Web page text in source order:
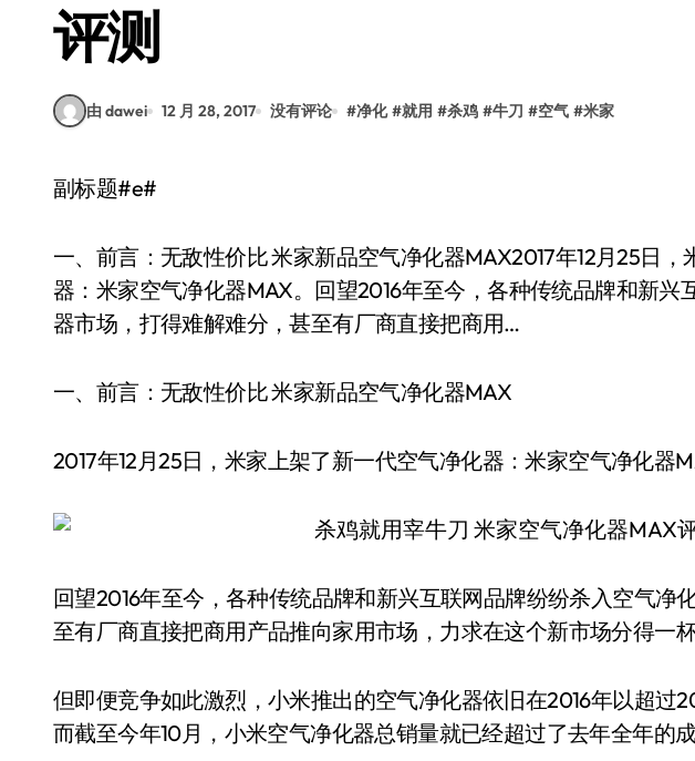
评测
由 dawei 12 月 28, 2017 没有评论 #净化 #就用 #杀鸡 #牛刀 #空气 #米家
副标题#e#
一、前言：无敌性价比 米家新品空气净化器MAX2017年12月25日
器：米家空气净化器MAX。回望2016年至今，各种传统品牌和新兴
器市场，打得难解难分，甚至有厂商直接把商用…
一、前言：无敌性价比 米家新品空气净化器MAX
2017年12月25日，米家上架了新一代空气净化器：米家空气净化器
回望2016年至今，各种传统品牌和新兴互联网品牌纷纷杀入空气净
至有厂商直接把商用产品推向家用市场，力求在这个新市场分得一杯
但即便竞争如此激烈，小米推出的空气净化器依旧在2016年以超过
而截至今年10月，小米空气净化器总销量就已经超过了去年全年的成